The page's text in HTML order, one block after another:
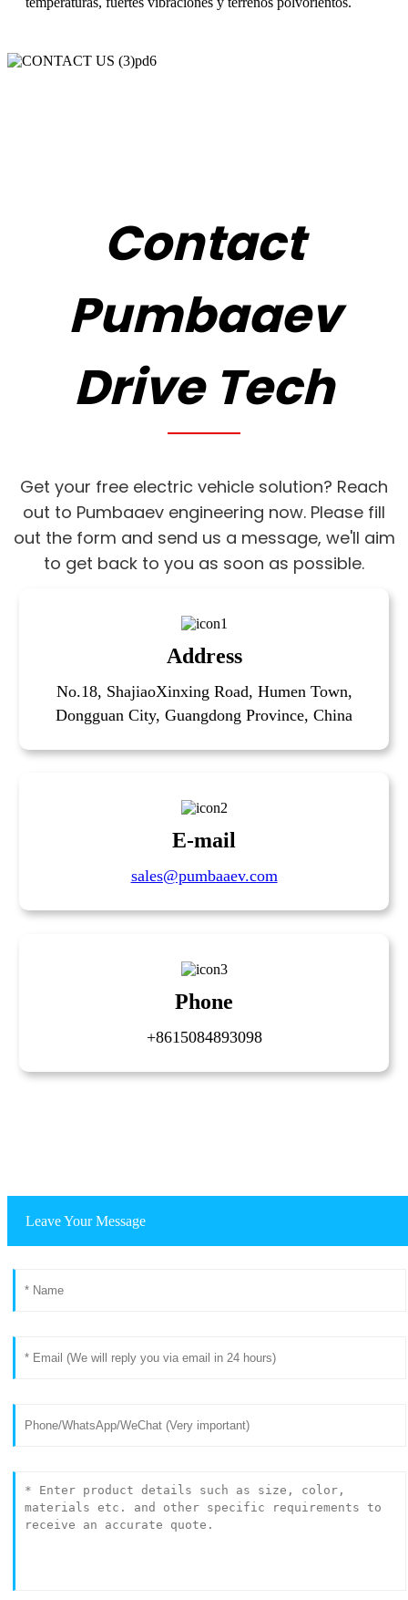
Contact
Pumbaaev
Drive Tech
Get your free electric vehicle solution? Reach
out to Pumbaaev engineering now. Please fill
out the form and send us a message, we'll aim
to get back to you as soon as possible.
Address
No.18, ShajiaoXinxing Road, Humen Town,
Dongguan City, Guangdong Province, China
E-mail
sales@pumbaaev.com
Phone
+8615084893098
Leave Your Message